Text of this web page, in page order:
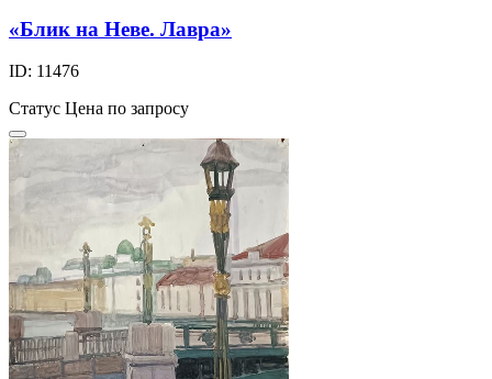
«Блик на Неве. Лавра»
ID: 11476
Статус Цена по запросу